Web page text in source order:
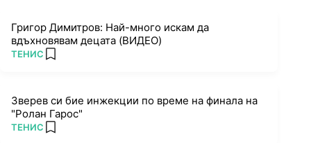
Григор Димитров: Най-много искам да
вдъхновявам децата (ВИДЕО)
ПОВЕЧЕ ОТ
ТЕНИС add favorites
Зверев си бие инжекции по време на финала на
"Ролан Гарос"
ПОВЕЧЕ ОТ
ТЕНИС add favorites